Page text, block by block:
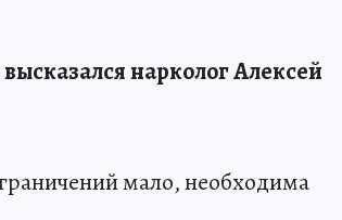
нарколог Алексей
мало, необходима